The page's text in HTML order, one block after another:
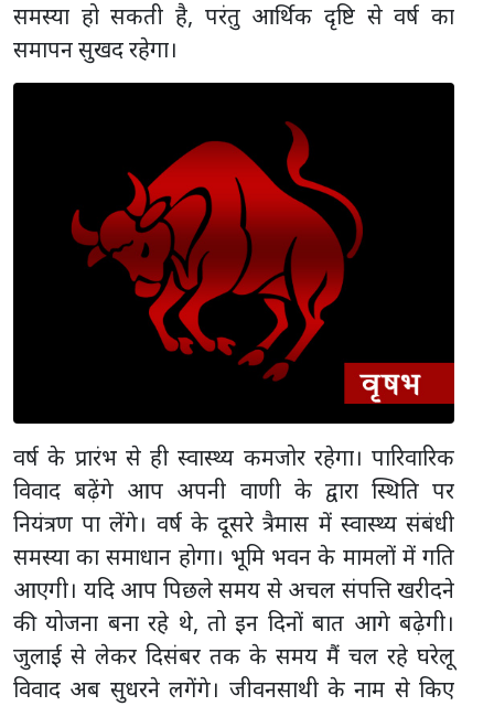
समस्या हो सकती है, परंतु आर्थिक दृष्टि से वर्ष का
समापन सुखद रहेगा।
वर्ष के प्रारंभ से ही स्वास्थ्य कमजोर रहेगा। पारिवारिक
विवाद बढ़ेंगे आप अपनी वाणी के द्वारा स्थिति पर
नियंत्रण पा लेंगे। वर्ष के दूसरे त्रैमास में स्वास्थ्य संबंधी
समस्या का समाधान होगा। भूमि भवन के मामलों में गति
आएगी। यदि आप पिछले समय से अचल संपत्ति खरीदने
की योजना बना रहे थे, तो इन दिनों बात आगे बढ़ेगी।
जुलाई से लेकर दिसंबर तक के समय मैं चल रहे घरेलू
विवाद अब सुधरने लगेंगे। जीवनसाथी के नाम से किए